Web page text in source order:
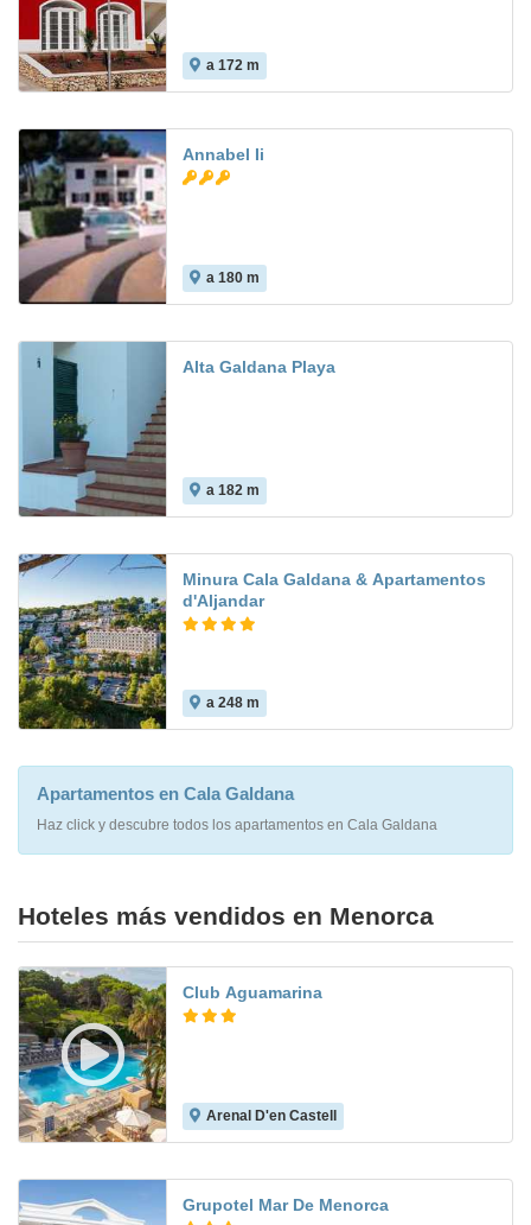
a 172 m
Annabel Ii
a 180 m
Alta Galdana Playa
a 182 m
Minura Cala Galdana & Apartamentos
d'Aljandar
a 248 m
Apartamentos en Cala Galdana
Haz click y descubre todos los apartamentos en Cala Galdana
Hoteles más vendidos en Menorca
Club Aguamarina
Arenal D'en Castell
Grupotel Mar De Menorca